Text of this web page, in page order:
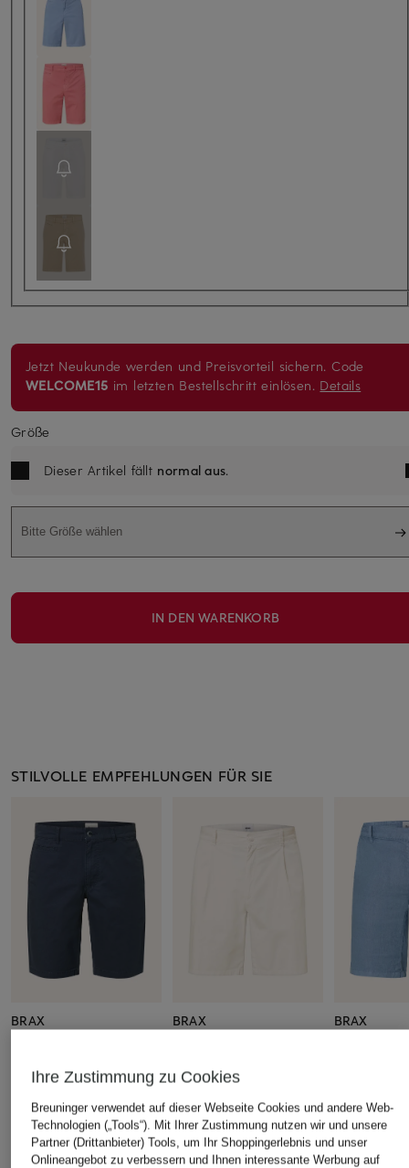
Jetzt Neukunde werden und Preisvorteil sichern. Code
WELCOME15 im letzten Bestellschritt einlösen. Details
Größe
Dieser Artikel fällt normal aus.
Bitte Größe wählen
IN DEN WARENKORB
STILVOLLE EMPFEHLUNGEN FÜR SIE
BRAX
39,95 €
Ursprünglich:59,95 €
BRAX
Bestpreis:50,99 €
Ursprünglich:79,95 €
BRAX
Ursprünglich:
Ihre Zustimmung zu Cookies
Breuninger verwendet auf dieser Webseite Cookies und andere Web-
Technologien („Tools“). Mit Ihrer Zustimmung nutzen wir und unsere
Partner (Drittanbieter) Tools, um Ihr Shoppingerlebnis und unser
Onlineangebot zu verbessern und Ihnen interessante Werbung auf